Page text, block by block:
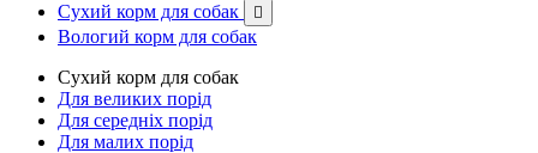
Сухий корм для собак

Вологий корм для собак
Сухий корм для собак
Для великих порід
Для середніх порід
Для малих порід